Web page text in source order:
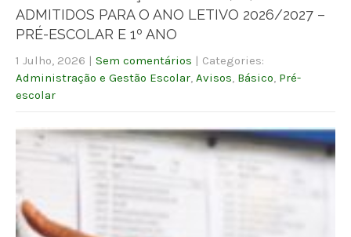
ADMITIDOS PARA O ANO LETIVO 2026/2027 –
PRÉ-ESCOLAR E 1º ANO
1 Julho, 2026 | Sem comentários | Categories:
Administração e Gestão Escolar, Avisos, Básico, Pré-
escolar